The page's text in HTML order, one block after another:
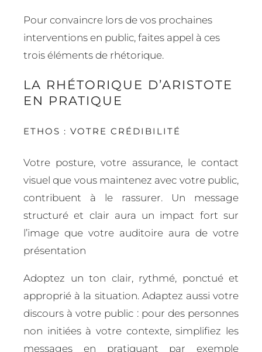
Pour convaincre lors de vos prochaines
interventions en public, faites appel à ces
trois éléments de rhétorique.
LA RHÉTORIQUE D’ARISTOTE
EN PRATIQUE
ETHOS : VOTRE CRÉDIBILITÉ
Votre posture, votre assurance, le contact
visuel que vous maintenez avec votre public,
contribuent à le rassurer. Un message
structuré et clair aura un impact fort sur
l’image que votre auditoire aura de votre
présentation
Adoptez un ton clair, rythmé, ponctué et
approprié à la situation. Adaptez aussi votre
discours à votre public : pour des personnes
non initiées à votre contexte, simplifiez les
messages en pratiquant par exemple